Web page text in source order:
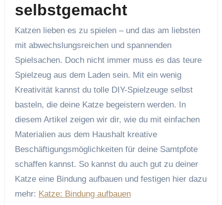
selbstgemacht
Katzen lieben es zu spielen – und das am liebsten
mit abwechslungsreichen und spannenden
Spielsachen. Doch nicht immer muss es das teure
Spielzeug aus dem Laden sein. Mit ein wenig
Kreativität kannst du tolle DIY-Spielzeuge selbst
basteln, die deine Katze begeistern werden. In
diesem Artikel zeigen wir dir, wie du mit einfachen
Materialien aus dem Haushalt kreative
Beschäftigungsmöglichkeiten für deine Samtpfote
schaffen kannst. So kannst du auch gut zu deiner
Katze eine Bindung aufbauen und festigen hier dazu
mehr: Katze: Bindung aufbauen